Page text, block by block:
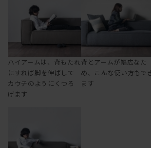
ハイアームは、背もたれ
にすれば脚を伸ばして
カウチのようにくつろ
げます
背とアームが幅広なた
め、こんな使い方もでき
ます